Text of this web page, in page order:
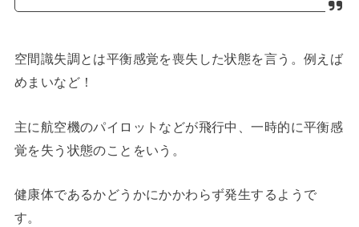
空間識失調とは平衡感覚を喪失した状態を言う。例えば
めまいなど！
主に航空機のパイロットなどが飛行中、一時的に平衡感
覚を失う状態のことをいう。
健康体であるかどうかにかかわらず発生するようで
す。